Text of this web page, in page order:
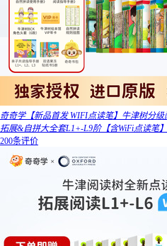
奇奇学【新品首发 WIFI点读笔】牛津树分
拓展&自拼大全套L1+-L9阶【含WiFi点读笔】
200条评价